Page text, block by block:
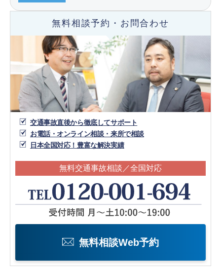
無料相談予約・お問合わせ
交通事故直後から徹底してサポート
お電話・オンライン相談・来所で相談
日本全国対応！豊富な解決実績
無料交通事故相談／全国対応
無料相談Web予約